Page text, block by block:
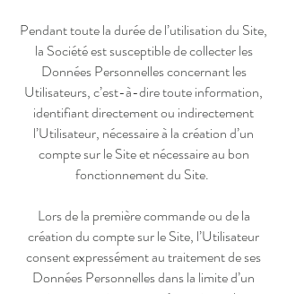
Pendant toute la durée de l’utilisation du Site,
la Société est susceptible de collecter les
Données Personnelles concernant les
Utilisateurs, c’est-à-dire toute information,
identifiant directement ou indirectement
l’Utilisateur, nécessaire à la création d’un
compte sur le Site et nécessaire au bon
fonctionnement du Site.
Lors de la première commande ou de la
création du compte sur le Site, l’Utilisateur
consent expressément au traitement de ses
Données Personnelles dans la limite d’un